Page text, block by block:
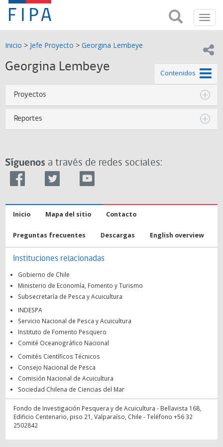
Fondo
de
Investigación
Pesquera
y
Acuicultura
(FIPA)-
FIPA;
Fondo
Investigación
y
Acuicultira
Inicio > Jefe Proyecto > Georgina Lembeye
Georgina Lembeye Contenidos de
Proyectos
Reportes
Síguenos a través de redes sociales:
Inicio Mapa del sitio Contacto
Preguntas frecuentes Descargas English overview
Instituciones relacionadas
Gobierno de Chile
Ministerio de Economía, Fomento y Turismo
Subsecretaría de Pesca y Acuicultura
INDESPA
Servicio Nacional de Pesca y Acuicultura
Instituto de Fomento Pesquero
Comité Oceanográfico Nacional
Comités Científicos Técnicos
Consejo Nacional de Pesca
Comisión Nacional de Acuicultura
Sociedad Chilena de Ciencias del Mar
Fondo de Investigación Pesquera y de Acuicultura - Bellavista 168,
Edificio Centenario, piso 21, Valparaíso, Chile - Teléfono +56 32
2502842